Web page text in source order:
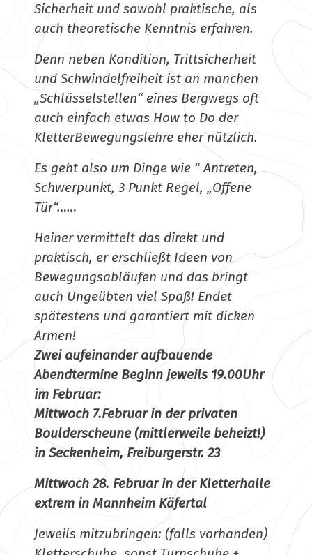
Sicherheit und sowohl praktische, als
auch theoretische Kenntnis erfahren.
Denn neben Kondition, Trittsicherheit
und Schwindelfreiheit ist an manchen
„Schlüsselstellen“ eines Bergwegs oft
auch einfach etwas How to Do der
KletterBewegungslehre eher nützlich.
Es geht also um Dinge wie “ Antreten,
Schwerpunkt, 3 Punkt Regel, „Offene
Tür“……
Heiner vermittelt das direkt und
praktisch, er erschließt Ideen von
Bewegungsabläufen und das bringt
auch Ungeübten viel Spaß! Endet
spätestens und garantiert mit dicken
Armen!
Zwei aufeinander aufbauende
Abendtermine Beginn jeweils 19.00Uhr
im Februar:
Mittwoch 7.Februar in der privaten
Boulderscheune (mittlerweile beheizt!)
in Seckenheim, Freiburgerstr. 23
Mittwoch 28. Februar in der Kletterhalle
extrem in Mannheim Käfertal
Jeweils mitzubringen: (falls vorhanden)